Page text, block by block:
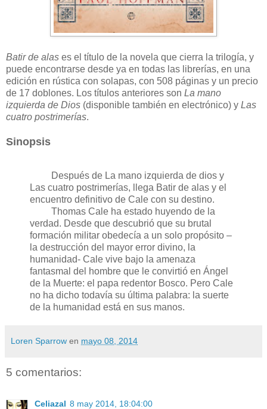
Batir de alas es el título de la novela que cierra la trilogía, y
puede encontrarse desde ya en todas las librerías, en una
edición en rústica con solapas, con 508 páginas y un precio
de 17 doblones. Los títulos anteriores son La mano
izquierda de Dios (disponible también en electrónico) y Las
cuatro postrimerías.
Sinopsis
Después de La mano izquierda de dios y
Las cuatro postrimerías, llega Batir de alas y el
encuentro definitivo de Cale con su destino.
Thomas Cale ha estado huyendo de la
verdad. Desde que descubrió que su brutal
formación militar obedecía a un solo propósito –
la destrucción del mayor error divino, la
humanidad- Cale vive bajo la amenaza
fantasmal del hombre que le convirtió en Ángel
de la Muerte: el papa redentor Bosco. Pero Cale
no ha dicho todavía su última palabra: la suerte
de la humanidad está en sus manos.
Loren Sparrow en mayo 08, 2014
5 comentarios:
Celiazal 8 may 2014, 18:04:00